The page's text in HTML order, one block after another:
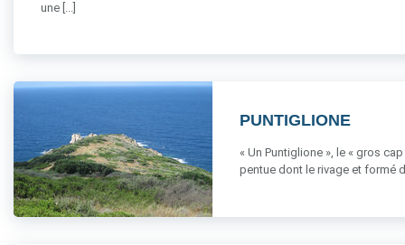
une [...]
PUNTIGLIONE
« Un Puntiglione », le « gros
pentue dont le rivage et formé